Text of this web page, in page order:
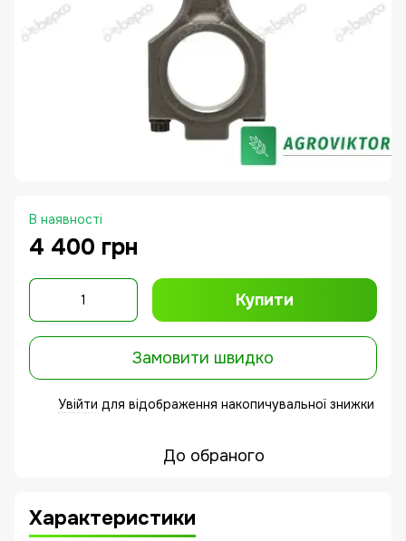
В наявності
4 400 грн
Купити
Замовити швидко
Увійти для відображення накопичувальної знижки
До обраного
Характеристики